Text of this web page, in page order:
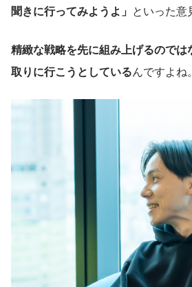
聞きに行ってみようよ」 といった意
精緻な戦略を先に組み上げるので
取りに行こうとしているんですよね。